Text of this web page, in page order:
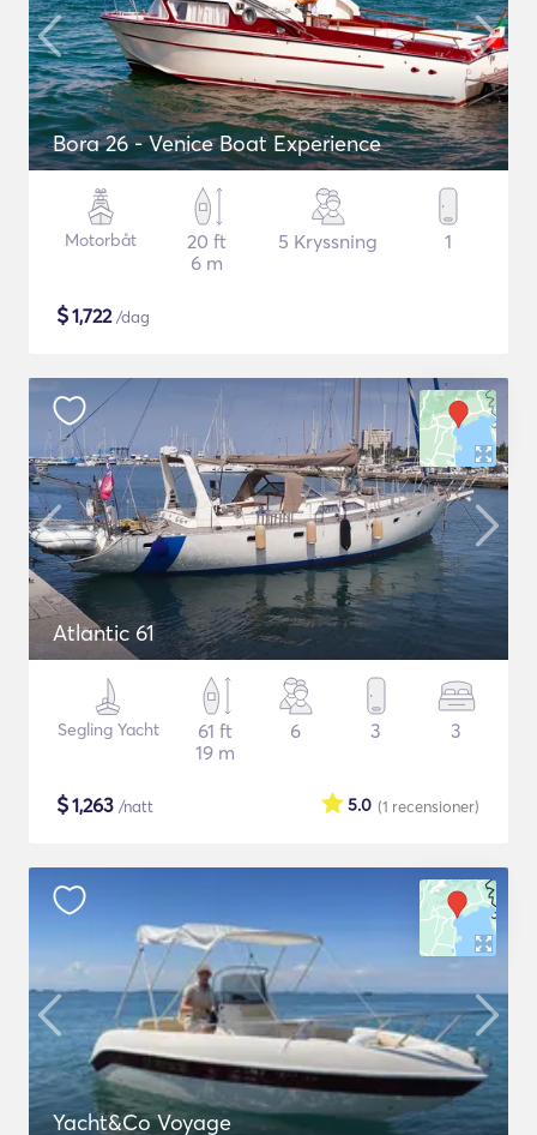
Bora 26 - Venice Boat Experience
Motorbåt
20 ft
6 m
5 Kryssning 1
$1,722/dag
Atlantic 61
Segling Yacht
61 ft
19 m
6 3 3
$1,263 /natt (1 recensioner)
5.0
Yacht&Co Voyage